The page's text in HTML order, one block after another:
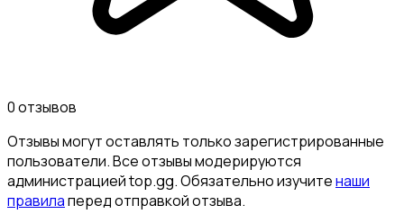
0 отзывов
Отзывы могут оставлять только зарегистрированные
пользователи. Все отзывы модерируются
администрацией top.gg. Обязательно изучитенаши
правилаперед отправкой отзыва.